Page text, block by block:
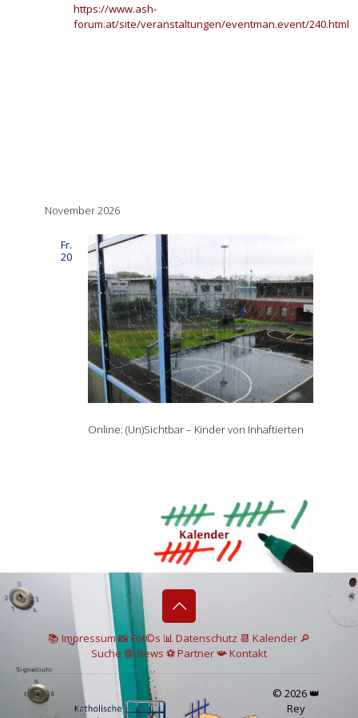
Webseite
https://www.ash-
forum.at/site/veranstaltungen/eventman.event/240.html
November 2026
Fr.
20
Online: (Un)Sichtbar – Kinder von Inhaftierten
📚 Impressum📸Fot©s 📊 Datenschutz 📆 Kalender 🔎
Suche 📘 News ⚽Partner📯Kontakt
© 2026 👑
Rey